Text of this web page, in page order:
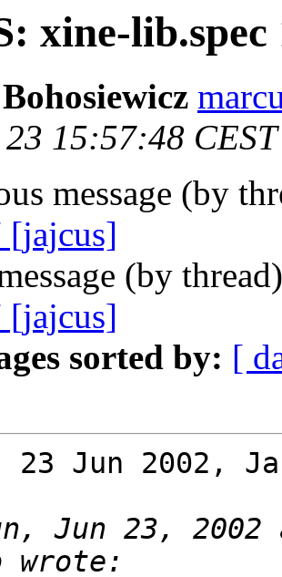
xine-
15:57:48
message (by
[jajcus]
(by
[jajcus]
sorted by: [
23 Jun 2002,
Jun 23, 2002